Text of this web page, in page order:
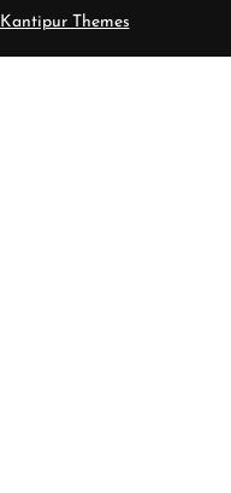
Kantipur Themes